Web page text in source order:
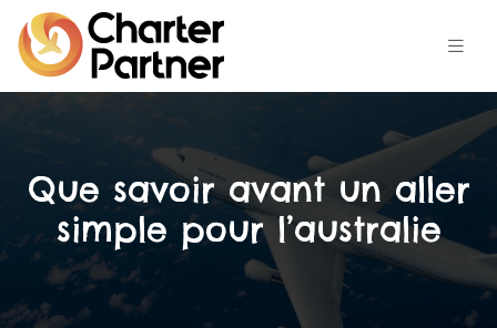
Que savoir avant un aller
simple pour l’australie